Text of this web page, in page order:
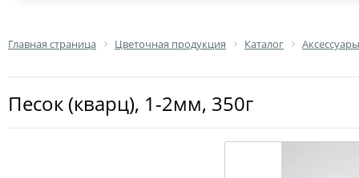
Главная страница Цветочная продукция Каталог
Песок (кварц), 1-2мм, 350г